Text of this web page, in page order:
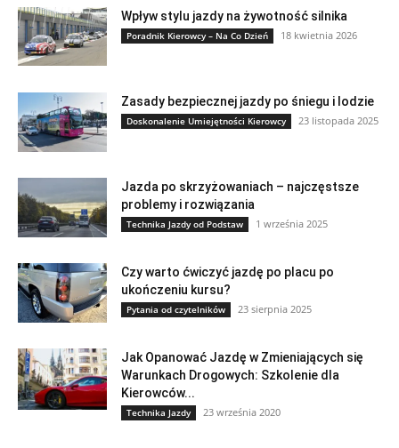
Wpływ stylu jazdy na żywotność silnika
Poradnik Kierowcy – Na Co Dzień 18 kwietnia 2026
Zasady bezpiecznej jazdy po śniegu i lodzie
Doskonalenie Umiejętności Kierowcy 23 listopada 2025
Jazda po skrzyżowaniach – najczęstsze
problemy i rozwiązania
Technika Jazdy od Podstaw 1 września 2025
Czy warto ćwiczyć jazdę po placu po
ukończeniu kursu?
Pytania od czytelników 23 sierpnia 2025
Jak Opanować Jazdę w Zmieniających się
Warunkach Drogowych: Szkolenie dla
Kierowców...
Technika Jazdy 23 września 2020